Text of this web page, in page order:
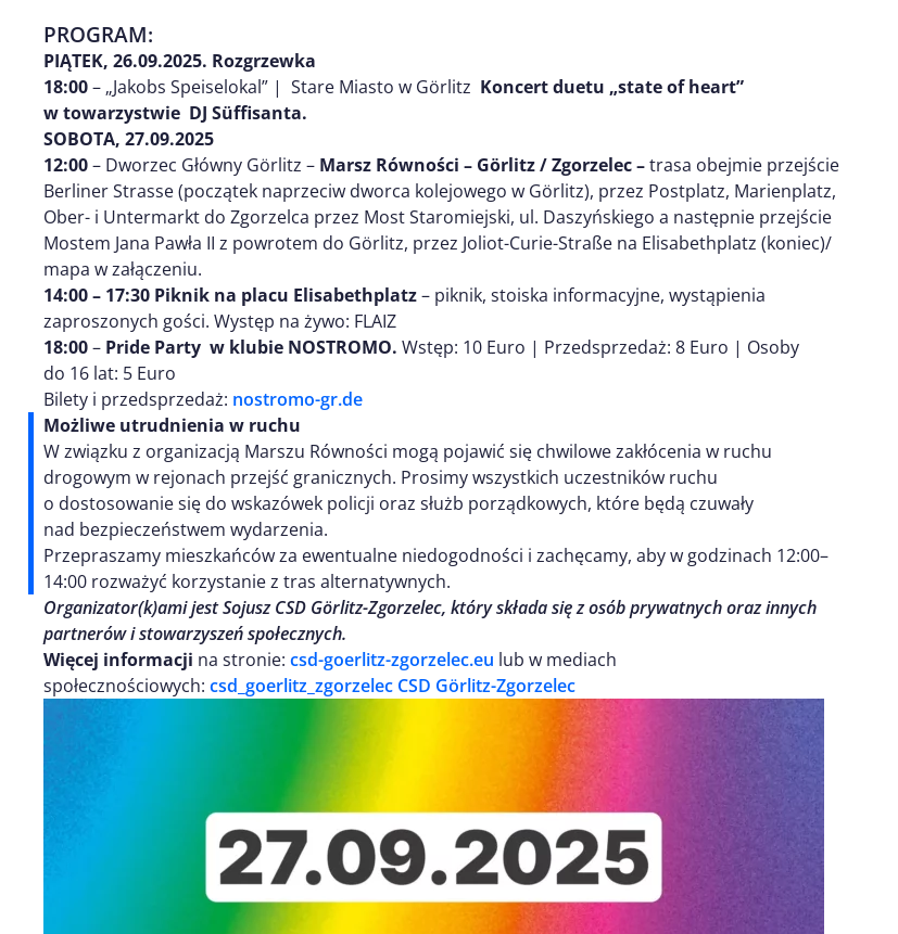
PROGRAM:
PIĄTEK, 26.09.2025. Rozgrzewka
18:00– „Jakobs Speiselokal” | Stare Miasto w Görlitz Koncert duetu „state of heart”
w towarzystwie DJ Süffisanta.
SOBOTA, 27.09.2025
12:00– Dworzec Główny Görlitz – Marsz Równości – Görlitz / Zgorzelec –trasa obejmie przejście
Berliner Strasse (początek naprzeciw dworca kolejowego w Görlitz), przez Postplatz, Marienplatz,
Ober- i Untermarkt do Zgorzelca przez Most Staromiejski, ul. Daszyńskiego a następnie przejście
Mostem Jana Pawła II z powrotem do Görlitz, przez Joliot-Curie-Straße na Elisabethplatz (koniec)/
mapa w załączeniu.
14:00 – 17:30 Piknik na placu Elisabethplatz– piknik, stoiska informacyjne, wystąpienia
zaproszonych gości. Występ na żywo: FLAIZ
18:00– Pride Party w klubie NOSTROMO. Wstęp: 10 Euro | Przedsprzedaż: 8 Euro | Osoby
do 16 lat: 5 Euro
Bilety i przedsprzedaż: nostromo-gr.de
Możliwe utrudnienia w ruchu
W związku z organizacją Marszu Równości mogą pojawić się chwilowe zakłócenia w ruchu
drogowym w rejonach przejść granicznych. Prosimy wszystkich uczestników ruchu
o dostosowanie się do wskazówek policji oraz służb porządkowych, które będą czuwały
nad bezpieczeństwem wydarzenia.
Przepraszamy mieszkańców za ewentualne niedogodności i zachęcamy, aby w godzinach 12:00–
14:00 rozważyć korzystanie z tras alternatywnych.
Organizator(k)ami jest Sojusz CSD Görlitz-Zgorzelec, który składa się z osób prywatnych oraz innych
partnerów i stowarzyszeń społecznych.
Więcej informacji na stronie: csd-goerlitz-zgorzelec.eu lub w mediach
społecznościowych: csd_goerlitz_zgorzelec CSD Görlitz-Zgorzelec